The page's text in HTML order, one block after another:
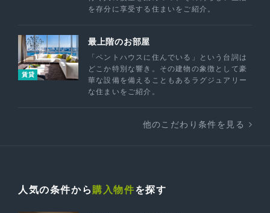
を存分に享受する住まいをご紹介。
賃貸
最上階のお部屋
「ペントハウスに住んでいる」という台詞は
どこか特別な響き。その建物の象徴として豪
華な設備を備えることもあるラグジュアリー
な住まいをご紹介。
他のこだわり条件を見る
人気の条件から 購入物件を探す